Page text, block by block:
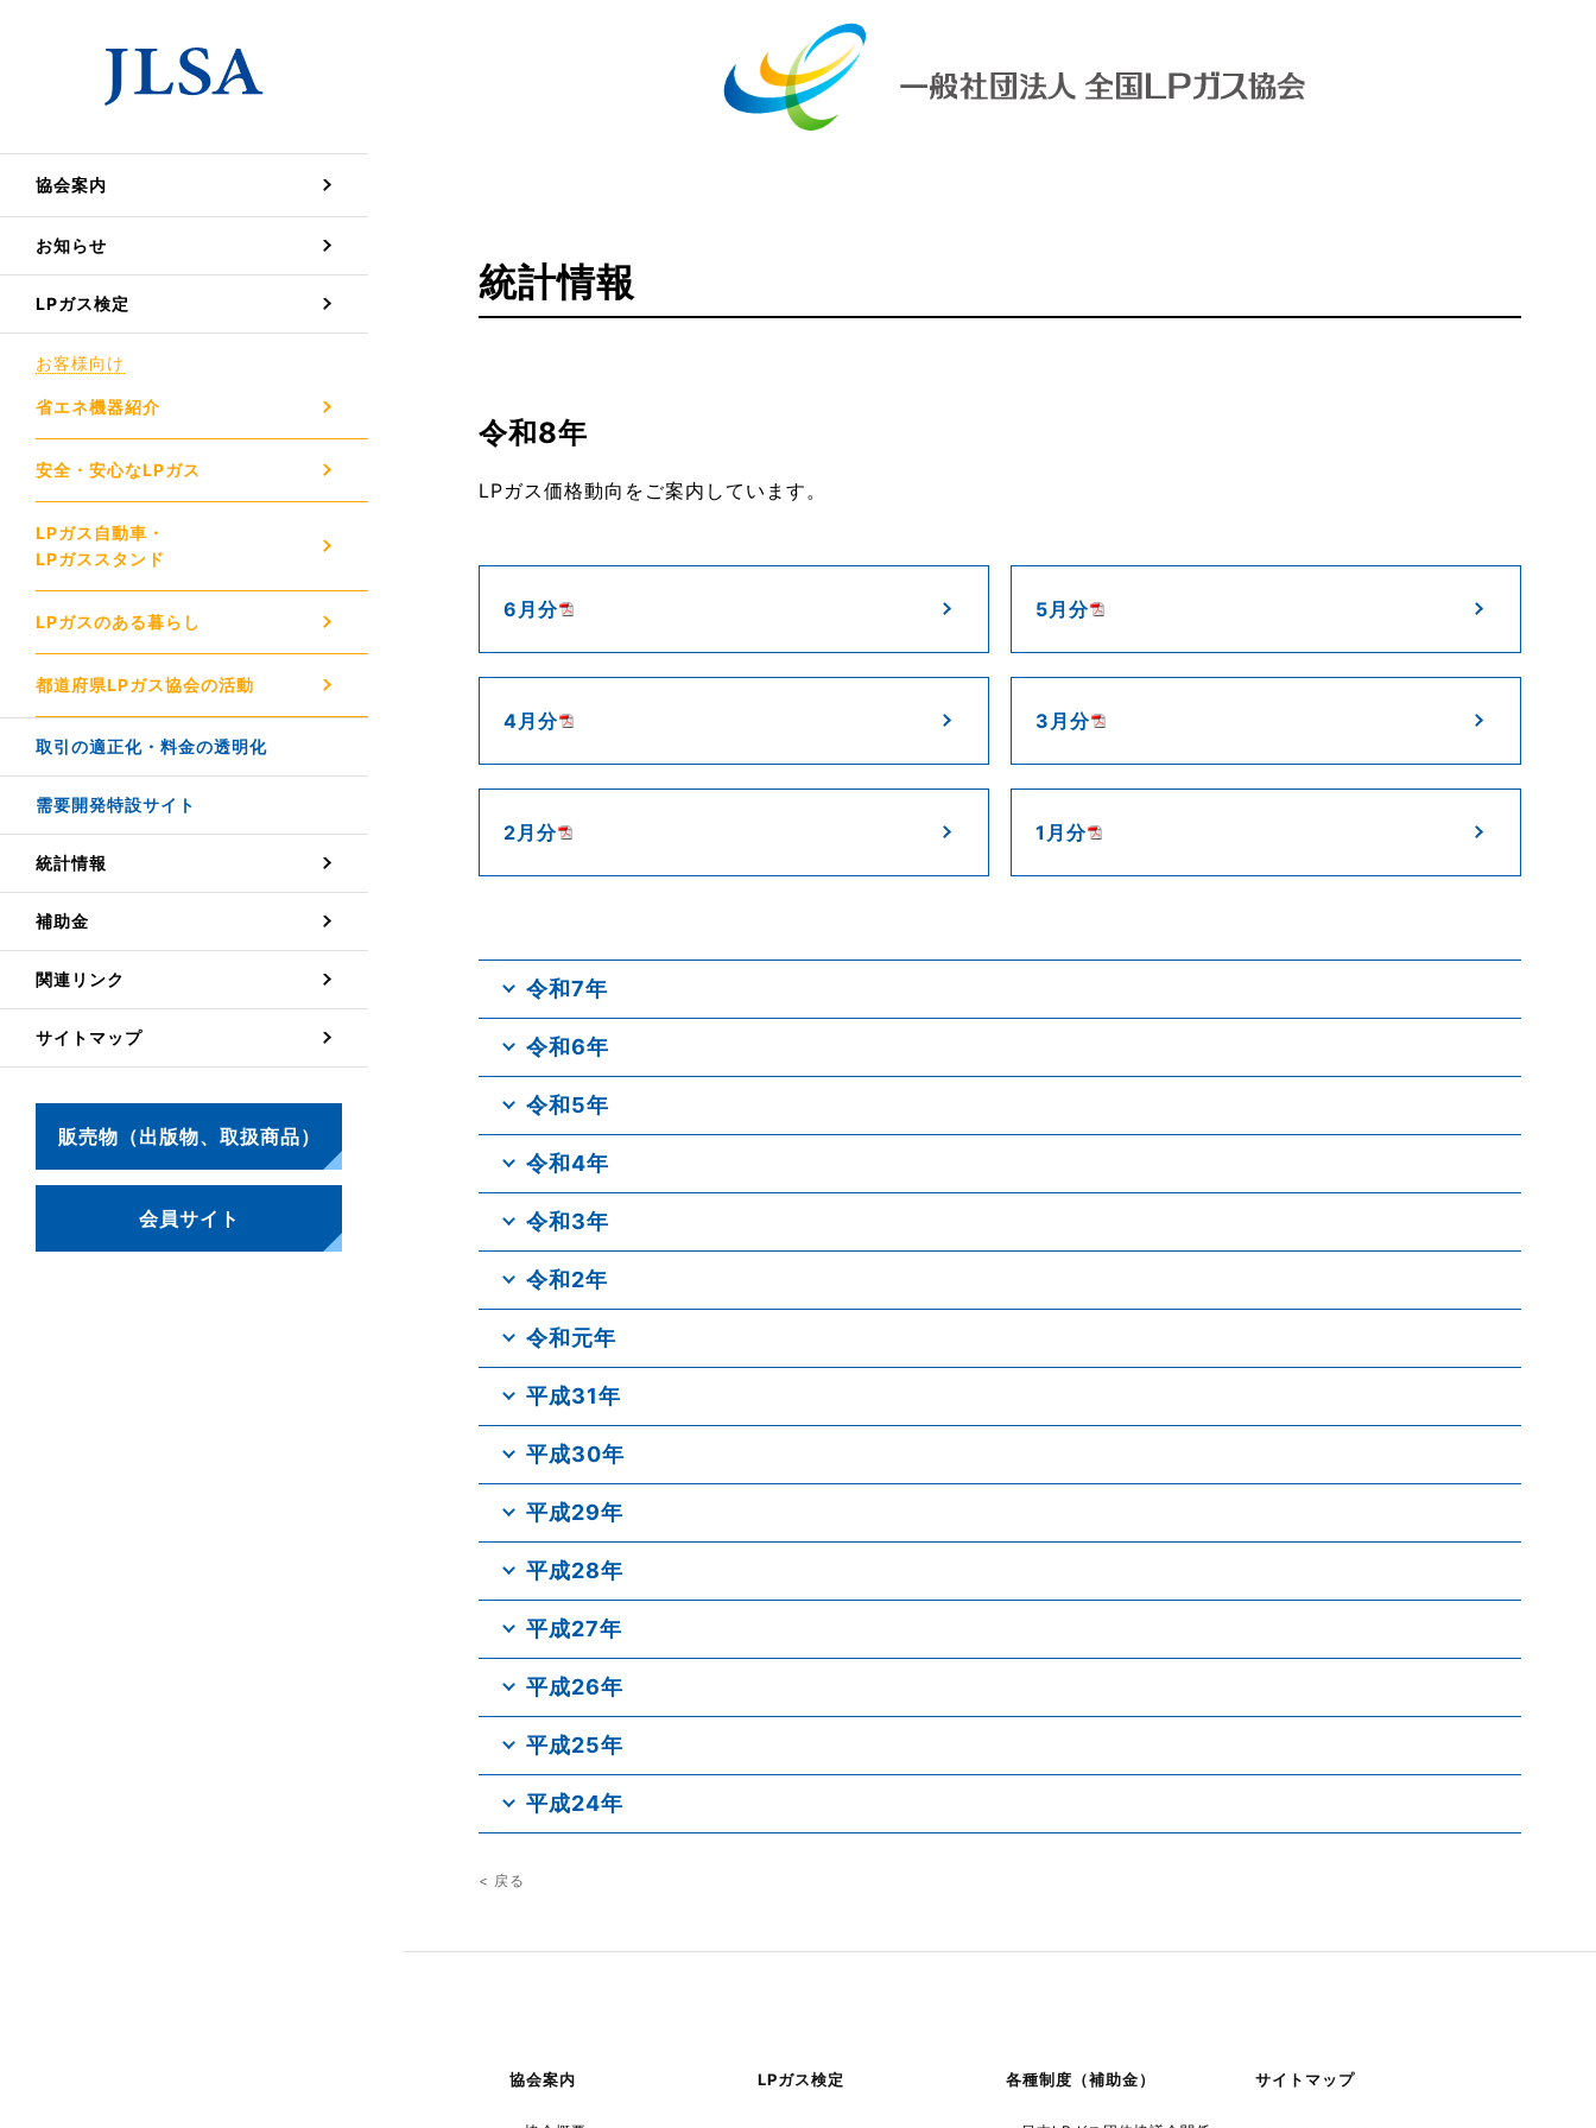
統計情報
令和8年
LPガス価格動向をご案内しています。
6月分 5月分
4月分 3月分
2月分 1月分
令和7年
令和6年
令和5年
令和4年
令和3年
令和2年
令和元年
平成31年
平成30年
平成29年
平成28年
平成27年
平成26年
平成25年
平成24年
< 戻る
協会案内 LPガス検定 各種制度（補助金） サイトマップ
協会案内
お知らせ
LPガス検定
お客様向け
省エネ機器紹介
安全・安心なLPガス
LPガス自動車・
LPガススタンド
LPガスのある暮らし
都道府県LPガス協会の活動
取引の適正化・料金の透明化
需要開発特設サイト
統計情報
補助金
関連リンク
サイトマップ
販売物（出版物、取扱商品）
会員サイト